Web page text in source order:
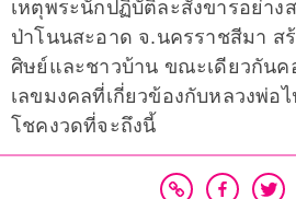
เหตุพระนักปฏิบัติละสังขารอย่าง
ป่าโนนสะอาด จ.นครราชสีมา ส
ศิษย์และชาวบ้าน ขณะเดียวกัน
เลขมงคลที่เกี่ยวข้องกับหลวงพ่อ
โชคงวดที่จะถึงนี้